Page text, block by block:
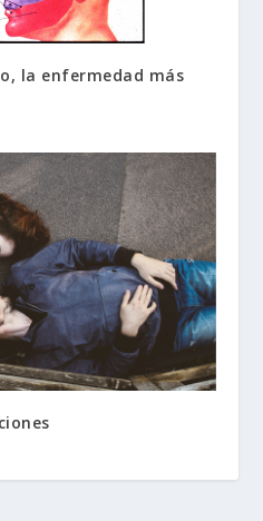
la enfermedad más